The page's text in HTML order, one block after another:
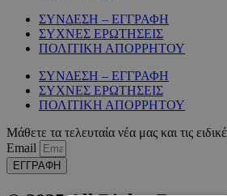
ΣΥΝΔΕΣΗ – ΕΓΓΡΑΦΗ
ΣΥΧΝΕΣ ΕΡΩΤΗΣΕΙΣ
ΠΟΛΙΤΙΚΗ ΑΠΟΡΡΗΤΟΥ
ΣΥΝΔΕΣΗ – ΕΓΓΡΑΦΗ
ΣΥΧΝΕΣ ΕΡΩΤΗΣΕΙΣ
ΠΟΛΙΤΙΚΗ ΑΠΟΡΡΗΤΟΥ
Μάθετε τα τελευταία νέα μας και τις
Email
ΕΓΓΡΑΦΗ